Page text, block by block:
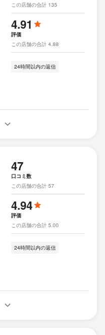
この店舗の合計 135
4.91
評価
この店舗の合計 4.88
24時間以内の返信
47
口コミ数
この店舗の合計 57
4.94
評価
この店舗の合計 5.00
24時間以内の返信